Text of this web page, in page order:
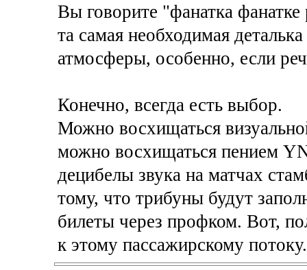
Вы говорите "фанатка
та самая необходимая
атмосферы, особенно, если
Конечно, всегда есть выбор.
Можно восхищаться
можно восхищаться пением
децибелы звука на матчах
тому, что трибуны будут
билеты через профком. Вот,
к этому пассажирскому потоку.